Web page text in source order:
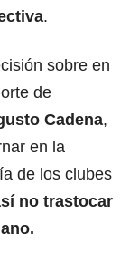
.
sobre en
de
Cadena,
en la
de los clubes
no trastocar